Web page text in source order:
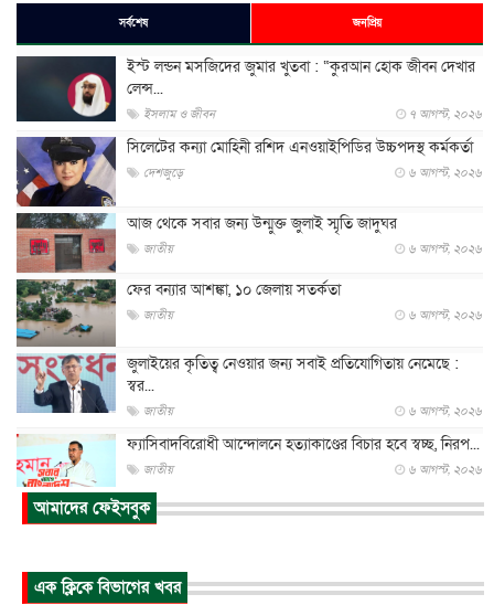
সর্বশেষ জনপ্রিয়
ইস্ট লন্ডন মসজিদের জুমার খুতবা : “কুরআন হোক জীবন দেখার
লেন্স...
ইসলাম ও জীবন ৭ আগস্ট, ২০২৬
সিলেটের কন্যা মোহিনী রশিদ এনওয়াইপিডির উচ্চপদস্থ কর্মকর্তা
দেশজুড়ে ৬ আগস্ট, ২০২৬
আজ থেকে সবার জন্য উন্মুক্ত জুলাই স্মৃতি জাদুঘর
জাতীয় ৬ আগস্ট, ২০২৬
ফের বন্যার আশঙ্কা, ১০ জেলায় সতর্কতা
জাতীয় ৬ আগস্ট, ২০২৬
জুলাইয়ের কৃতিত্ব নেওয়ার জন্য সবাই প্রতিযোগিতায় নেমেছে :
স্বর...
জাতীয় ৬ আগস্ট, ২০২৬
ফ্যাসিবাদবিরোধী আন্দোলনে হত্যাকাণ্ডের বিচার হবে স্বচ্ছ, নিরপ...
জাতীয় ৬ আগস্ট, ২০২৬
ভারত সরকারের কাছে ক্ষমা চাইলেন জাকারবার্গ
আকাশে ট্রাম্পের হেলিকপ্টার ও যাত্রীবাহী বিমান মুখোমুখি, তদন্...
আমাদের ফেইসবুক
এক ক্লিকে বিভাগের খবর